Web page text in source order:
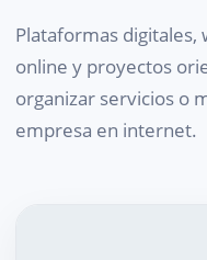
Plataformas digitales,
online y proyectos
organizar servicios o
empresa en internet.